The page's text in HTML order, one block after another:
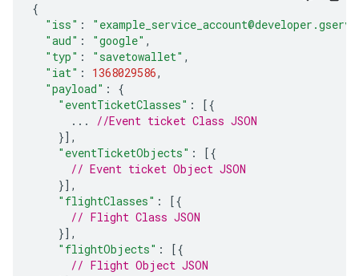
{
"iss" :
"aud" : "google" ,
"typ" : "savetowallet" ,
"iat" : 1368029586,
"payload" :
{
"eventTicketClasses" :
[{
...
//Event ticket Class JSON
}],
"eventTicketObjects" :
[{
// Event ticket Object JSON
}],
"flightClasses" :
[{
// Flight Class JSON
}],
"flightObjects" :
[{
// Flight Object JSON